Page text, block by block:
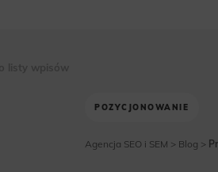
POZYCJONOWANIE
Agencja SEO i SEM > Blog >